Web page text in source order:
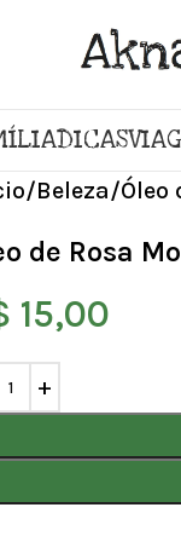
DICAS
Beleza Óleo
de Rosa
15,00